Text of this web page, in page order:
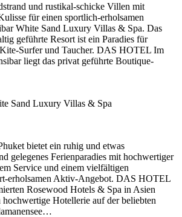
und rustikal-schicke Villen mit
für einen sportlich-erholsamen
White Sand Luxury Villas & Spa. Das
geführte Resort ist ein Paradies für
Surfer und Taucher. DAS HOTEL Im
liegt das privat geführte Boutique-
Sand Luxury Villas & Spa
bietet ein ruhig und etwas
gelegenes Ferienparadies mit hochwertiger
Service und einem vielfältigen
erholsamen Aktiv-Angebot. DAS HOTEL
Rosewood Hotels & Spa in Asien
Hotellerie auf der beliebten